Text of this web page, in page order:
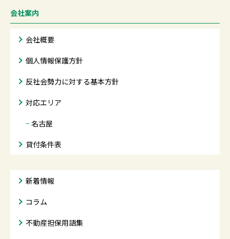
会社案内
会社概要
個人情報保護方針
反社会勢力に対する基本方針
対応エリア
− 名古屋
貸付条件表
新着情報
コラム
不動産担保用語集